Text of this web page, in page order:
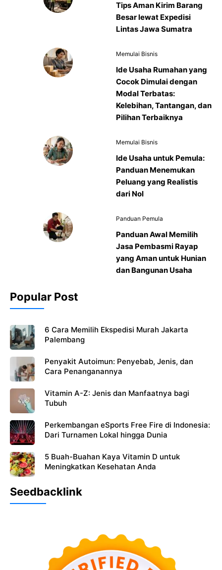
Tips Aman Kirim Barang
Besar lewat Expedisi
Lintas Jawa Sumatra
Memulai Bisnis
Ide Usaha Rumahan yang
Cocok Dimulai dengan
Modal Terbatas:
Kelebihan, Tantangan, dan
Pilihan Terbaiknya
Memulai Bisnis
Ide Usaha untuk Pemula:
Panduan Menemukan
Peluang yang Realistis
dari Nol
Panduan Pemula
Panduan Awal Memilih
Jasa Pembasmi Rayap
yang Aman untuk Hunian
dan Bangunan Usaha
Popular Post
6 Cara Memilih Ekspedisi Murah Jakarta
Palembang
Penyakit Autoimun: Penyebab, Jenis, dan
Cara Penanganannya
Vitamin A-Z: Jenis dan Manfaatnya bagi
Tubuh
Perkembangan eSports Free Fire di Indonesia:
Dari Turnamen Lokal hingga Dunia
5 Buah-Buahan Kaya Vitamin D untuk
Meningkatkan Kesehatan Anda
Seedbacklink